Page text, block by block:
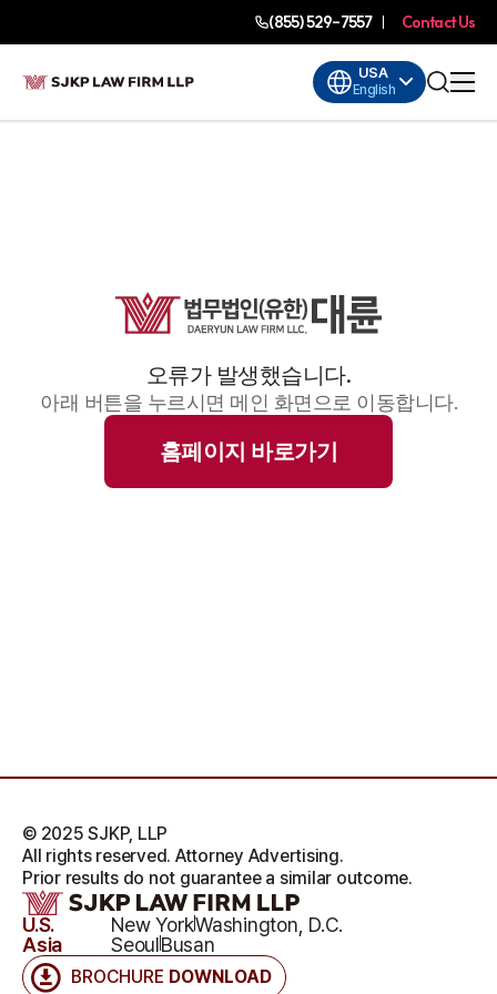
(855) 529-7557 Contact Us
USA
English
오류가 발생했습니다.
아래 버튼을 누르시면 메인 화면으로 이동합니다.
홈페이지 바로가기
BROCHURE DOWNLOAD
U.S. New YorkWashington, D.C.
Asia
SeoulBusan
© 2025 SJKP, LLP
All rights reserved. Attorney Advertising.
Prior results do not guarantee a similar outcome.